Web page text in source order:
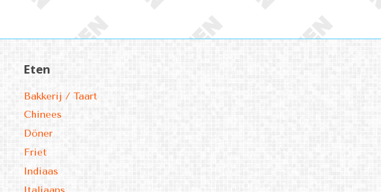
Eten
Bakkerij / Taart
Chinees
Döner
Friet
Indiaas